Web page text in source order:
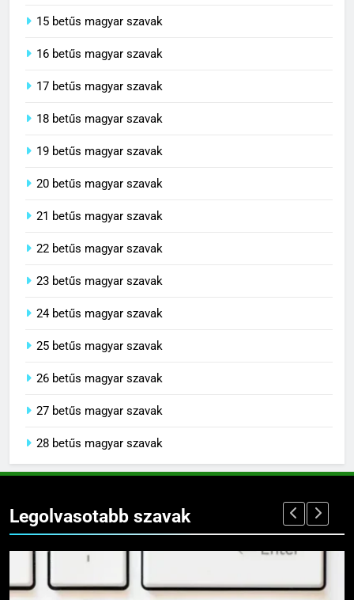
15 betűs magyar szavak
16 betűs magyar szavak
17 betűs magyar szavak
18 betűs magyar szavak
19 betűs magyar szavak
20 betűs magyar szavak
21 betűs magyar szavak
22 betűs magyar szavak
23 betűs magyar szavak
24 betűs magyar szavak
25 betűs magyar szavak
26 betűs magyar szavak
27 betűs magyar szavak
28 betűs magyar szavak
Legolvasotabb szavak